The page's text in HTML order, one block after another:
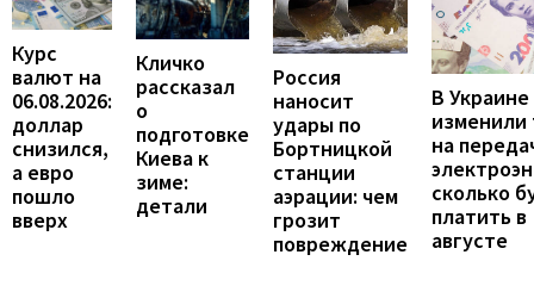
Курс
валют на
06.08.2026:
доллар
снизился,
а евро
пошло
вверх
Кличко
рассказал
о
подготовке
Киева к
зиме:
детали
Россия
наносит
удары по
Бортницкой
станции
аэрации: чем
грозит
повреждение
В Украине
на
сколько
платить в
августе